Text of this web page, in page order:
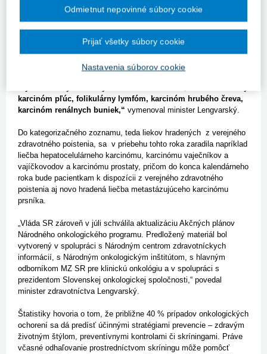
Odborníci na ministerstve zdravotníctva pozorne sledujú trendy v
oblasti liekovej politiky. V aktuálne platnom kategorizačnom
zozname je zaradených 329 liekov používaných v diagnostike a
liečbe onkologických pacientov.„V tomto roku doteraz vstúpilo
do kategorizačného zoznamu 35 onkologických liekov v
karcinóm pľúc, folikulárny lymfóm, karcinóm hrubého čreva,
karcinóm renálnych buniek,“ vymenoval minister Lengvarský.
Do kategorizačného zoznamu, teda liekov hradených z verejného
zdravotného poistenia, sa v priebehu tohto roka zaradila napríklad
liečba hepatocelulárneho karcinómu, karcinómu vaječníkov a
vajíčkovodov a karcinómu prostaty, pričom do konca kalendárneho
roka bude pacientkam k dispozícii z verejného zdravotného
poistenia aj novo hradená liečba metastázujúceho karcinómu
prsníka.
„Vláda SR zároveň v júli schválila aktualizáciu Akčných plánov
Národného onkologického programu. Predložený materiál bol
vytvorený v spolupráci s Národným centrom zdravotníckych
informácií, s Národným onkologickým inštitútom, s hlavným
odborníkom MZ SR pre klinickú onkológiu a v spolupráci s
prezidentom Slovenskej onkologickej spoločnosti,“ povedal
minister zdravotníctva Lengvarský.
Štatistiky hovoria o tom, že približne 40 % prípadov onkologických
ochorení sa dá predísť účinnými stratégiami prevencie – zdravým
životným štýlom, preventívnymi kontrolami či skríningami. Práve
včasné odhaľovanie prostredníctvom skríningu môže pomôcť
Nastavenia súborov cookie
Odmietnut nepovinné súbory cookie
Prijať všetky súbory cookie